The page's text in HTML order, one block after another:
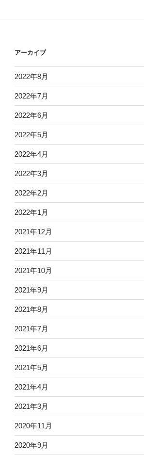
アーカイブ
2022年8月
2022年7月
2022年6月
2022年5月
2022年4月
2022年3月
2022年2月
2022年1月
2021年12月
2021年11月
2021年10月
2021年9月
2021年8月
2021年7月
2021年6月
2021年5月
2021年4月
2021年3月
2020年11月
2020年9月